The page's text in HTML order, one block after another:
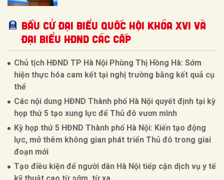
BẦU CỬ ĐẠI BIỂU QUỐC HỘI KHÓA XVI VÀ
ĐẠI BIỂU HĐND CÁC CẤP
Chủ tịch HĐND TP Hà Nội Phùng Thị Hồng Hà: Sớm
hiện thực hóa cam kết tại nghị trường bằng kết quả cụ
thể
Các nội dung HĐND Thành phố Hà Nội quyết định tại kỳ
họp thứ 5 tạo xung lực để Thủ đô vươn mình
Kỳ họp thứ 5 HĐND Thành phố Hà Nội: Kiến tạo động
lực, mở thêm không gian phát triển Thủ đô trong giai
đoạn mới
Tạo điều kiện để người dân Hà Nội tiếp cận dịch vụ y tế